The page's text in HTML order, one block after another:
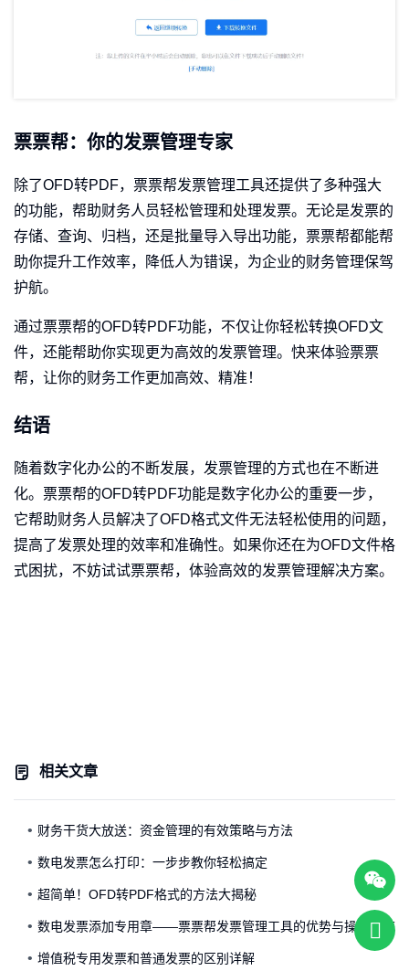
票票帮：你的发票管理专家
除了OFD转PDF，票票帮发票管理工具还提供了多种强大
的功能，帮助财务人员轻松管理和处理发票。无论是发票的
存储、查询、归档，还是批量导入导出功能，票票帮都能帮
助你提升工作效率，降低人为错误，为企业的财务管理保驾
护航。
通过票票帮的OFD转PDF功能，不仅让你轻松转换OFD文
件，还能帮助你实现更为高效的发票管理。快来体验票票
帮，让你的财务工作更加高效、精准！
结语
随着数字化办公的不断发展，发票管理的方式也在不断进
化。票票帮的OFD转PDF功能是数字化办公的重要一步，
它帮助财务人员解决了OFD格式文件无法轻松使用的问题，
提高了发票处理的效率和准确性。如果你还在为OFD文件格
式困扰，不妨试试票票帮，体验高效的发票管理解决方案。
相关文章
财务干货大放送：资金管理的有效策略与方法
数电发票怎么打印：一步步教你轻松搞定
超简单！OFD转PDF格式的方法大揭秘
数电发票添加专用章——票票帮发票管理工具的优势与操作指南
增值税专用发票和普通发票的区别详解